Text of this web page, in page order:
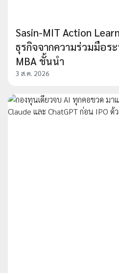
Sasin-MIT Action
ธุรกิจจากความร่วมมือร
MBA ชั้นนำ
3 ส.ค. 2026